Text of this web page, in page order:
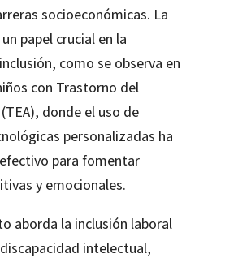
socioeconómicas. La
papel crucial en la
como se observa en
con Trastorno del
donde el uso de
personalizadas ha
para fomentar
y emocionales.
aborda la inclusión laboral
intelectual,